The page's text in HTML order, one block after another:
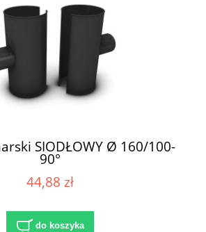
SIODŁOWY Ø 160/100-
90°
44,88 zł
do koszyka